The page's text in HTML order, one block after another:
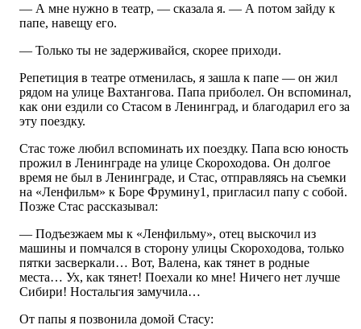
— А мне нужно в театр, — сказала я. — А потом зайду к
папе, навещу его.
— Только ты не задерживайся, скорее приходи.
Репетиция в театре отменилась, я зашла к папе — он жил
рядом на улице Вахтангова. Папа приболел. Он вспоминал,
как они ездили со Стасом в Ленинград, и благодарил его за
эту поездку.
Стас тоже любил вспоминать их поездку. Папа всю юность
прожил в Ленинграде на улице Скороходова. Он долгое
время не был в Ленинграде, и Стас, отправляясь на съемки
на «Ленфильм» к Боре Фрумину1, пригласил папу с собой.
Позже Стас рассказывал:
— Подъезжаем мы к «Ленфильму», отец выскочил из
машины и помчался в сторону улицы Скороходова, только
пятки засверкали… Вот, Валена, как тянет в родные
места… Ух, как тянет! Поехали ко мне! Ничего нет лучше
Сибири! Ностальгия замучила…
От папы я позвонила домой Стасу: